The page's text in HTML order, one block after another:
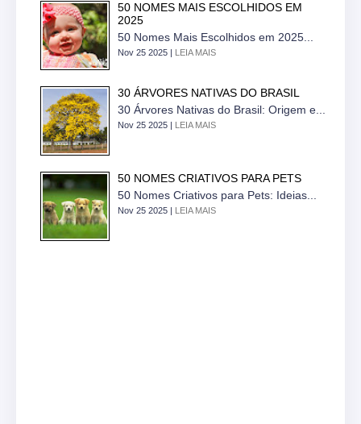
50 NOMES MAIS ESCOLHIDOS EM
2025
50 Nomes Mais Escolhidos em 2025...
Nov 25 2025 | LEIA MAIS
30 ÁRVORES NATIVAS DO BRASIL
30 Árvores Nativas do Brasil: Origem e...
Nov 25 2025 | LEIA MAIS
50 NOMES CRIATIVOS PARA PETS
50 Nomes Criativos para Pets: Ideias...
Nov 25 2025 | LEIA MAIS